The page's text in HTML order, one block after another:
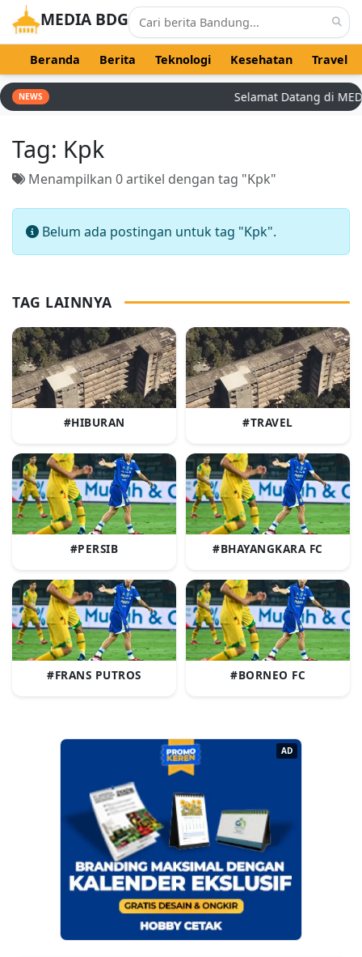
MEDIA BDG
Beranda Berita Teknologi Kesehatan Travel
NEWS Selamat Datang di
Tag: Kpk
Menampilkan 0 artikel dengan tag "Kpk"
Belum ada postingan untuk tag "Kpk".
TAG LAINNYA
#HIBURAN #TRAVEL
#PERSIB #BHAYANGKARA FC
#FRANS PUTROS #BORNEO FC
AD